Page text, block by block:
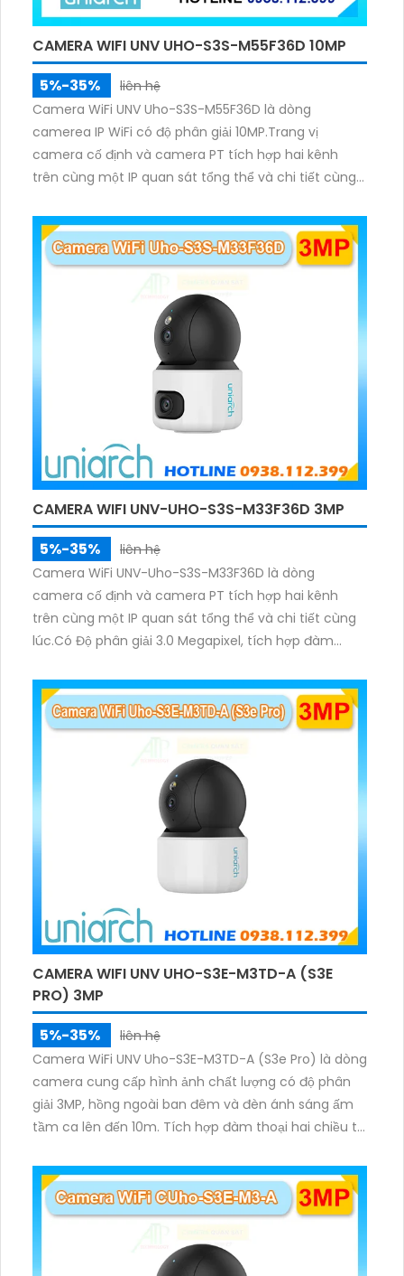
CAMERA WIFI UNV UHO-S3S-M55F36D 10MP
5%-35%
liên hệ
Camera WiFi UNV Uho-S3S-M55F36D là dòng
camerea IP WiFi có độ phân giải 10MP.Trang vị
camera cố định và camera PT tích hợp hai kênh
trên cùng một IP quan sát tổng thể và chi tiết cùng
ánh sáng. Kết hợp hồng ngoại và đèn ấm cho hình
ảnh có màu trong nhiều điều kiện khác nhau trong
phạm vi 3m.
CAMERA WIFI UNV-UHO-S3S-M33F36D 3MP
5%-35%
liên hệ
Camera WiFi UNV-Uho-S3S-M33F36D là dòng
camera cố định và camera PT tích hợp hai kênh
trên cùng một IP quan sát tổng thể và chi tiết cùng
lúc.Có Độ phân giải 3.0 Megapixel, tích hợp đàm
sáng ấm lên đến 10m.
CAMERA WIFI UNV UHO-S3E-M3TD-A (S3E
PRO) 3MP
5%-35%
liên hệ
Camera WiFi UNV Uho-S3E-M3TD-A (S3e Pro) là dòng
camera cung cấp hình ảnh chất lượng có độ phân
giải 3MP, hồng ngoài ban đêm và đèn ánh sáng ấm
tầm ca lên đến 10m. Tích hợp đàm thoại hai chiều to